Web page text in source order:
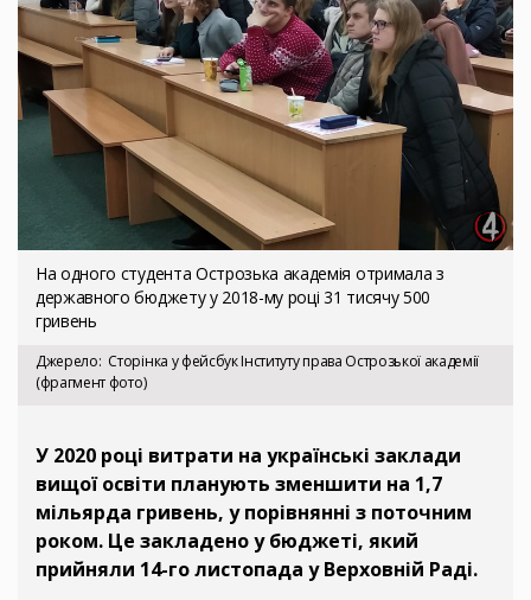
На одного студента Острозька академія отримала з
державного бюджету у 2018-му році 31 тисячу 500
гривень
Джерело Сторінка у фейсбук Інституту права Острозької академії
(фрагмент фото)
У 2020 році витрати на українські заклади
вищої освіти планують зменшити на 1,7
мільярда гривень, у порівнянні з поточним
роком. Це закладено у бюджеті, який
прийняли 14-го листопада у Верховній Раді.